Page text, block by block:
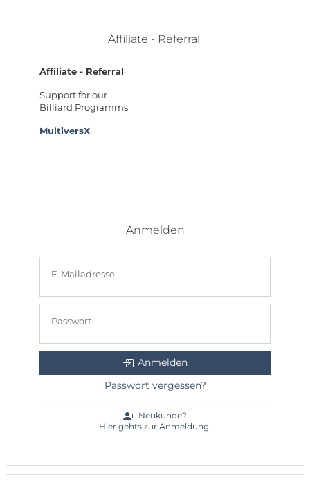
Affiliate - Referral
Affiliate - Referral
Support for our
Billiard Programms
MultiversX
Anmelden
E-Mailadresse
Passwort
Anmelden
Passwort vergessen?
Neukunde?
Hier gehts zur Anmeldung.